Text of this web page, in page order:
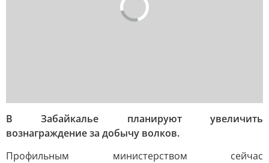
В Забайкалье планируют увеличить
вознаграждение за добычу волков.
Профильным министерством сейчас